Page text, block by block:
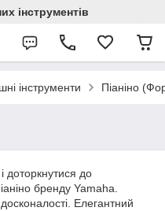
інструментів
інструменти Піаніно
доторкнутися до
бренду Yamaha.
Елегантний